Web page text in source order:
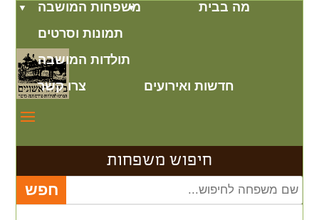
מה בבית
משפחות המושבה
תמונות וסרטים
תולדות המושבה
חדשות ואירועים
צרו קשר
חיפוש משפחות